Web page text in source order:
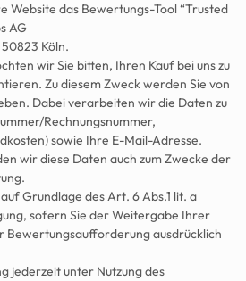
Website das Bewertungs-Tool “Trusted
AG
Köln.
wir Sie bitten, Ihren Kauf bei uns zu
Zu diesem Zweck werden Sie von
Dabei verarbeiten wir die Daten zu
Rechnungsnummer,
sowie Ihre E-Mail-Adresse.
wir diese Daten auch zum Zwecke der
Grundlage des Art. 6 Abs.1 lit. a
sofern Sie der Weitergabe Ihrer
Bewertungsaufforderung ausdrücklich
jederzeit unter Nutzung des